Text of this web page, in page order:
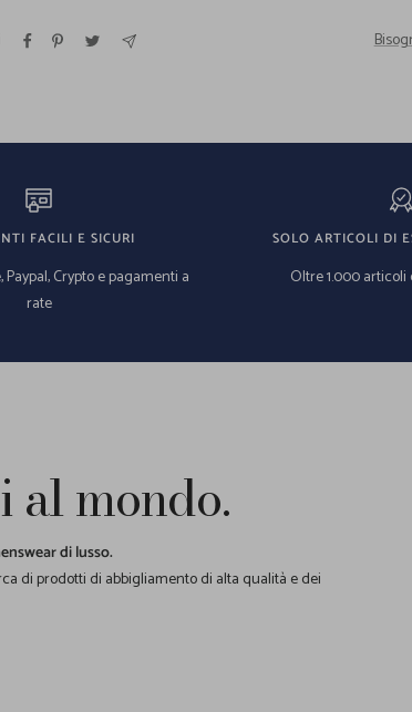
FACILI E SICURI
Crypto e pagamenti a
rate
SOLO ARTICOLI DI
Oltre 1.000
mondo.
di lusso.
di prodotti di abbigliamento di alta qualità e dei